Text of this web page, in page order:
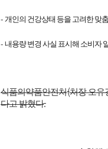
- 개인의 건강상태 등을 고려한 맞
- 내용량 변경 사실 표시해 소비자
식품의약품안전처(처장 오유
다고 밝혔다.